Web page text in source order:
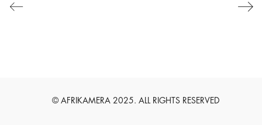
© AFRIKAMERA 2025. ALL RIGHTS RESERVED